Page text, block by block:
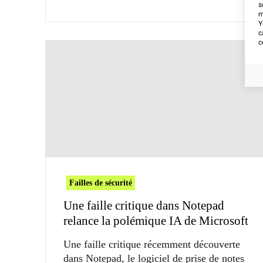
Failles de sécurité
Une faille critique dans Notepad
relance la polémique IA de Microsoft
Une faille critique récemment découverte
dans Notepad, le logiciel de prise de notes